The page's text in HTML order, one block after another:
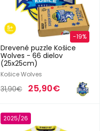
-19%
Drevené puzzle Košice
Wolves - 66 dielov
(25x25cm)
Košice Wolves
31,90€ 25,90€
2025/26